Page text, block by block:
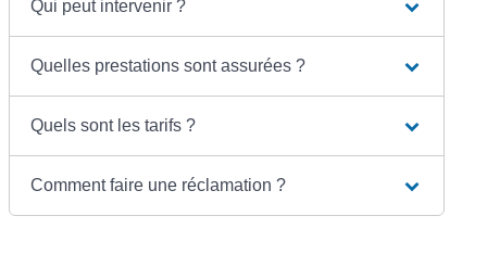
Qui peut intervenir ?
Quelles prestations sont assurées ?
Quels sont les tarifs ?
Comment faire une réclamation ?